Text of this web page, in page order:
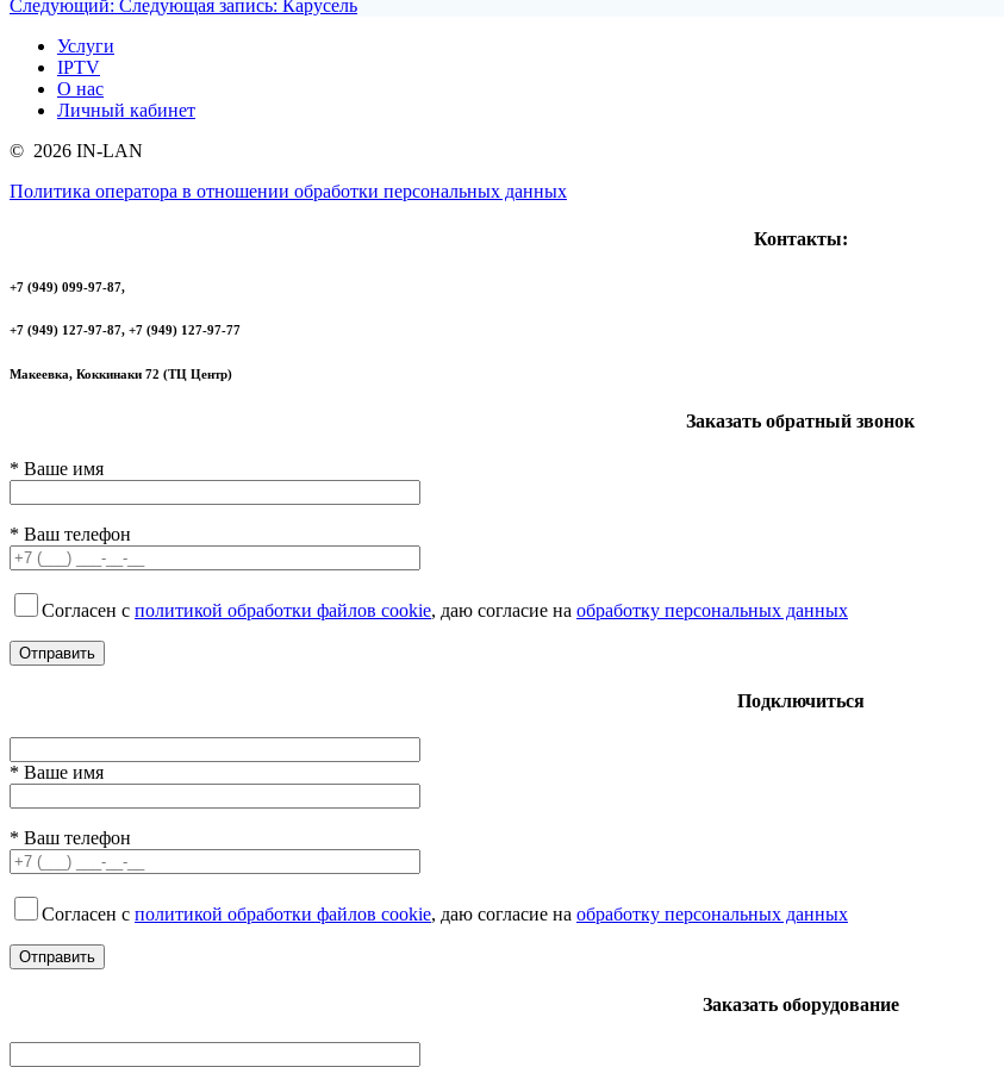
Следующий: Следующая запись: Карусель
Услуги
IPTV
О нас
Личный кабинет
© 2026 IN-LAN
Политика оператора в отношении обработки персональных данных
Контакты:
+7 (949) 099-97-87,
+7 (949) 127-97-87, +7 (949) 127-97-77
Макеевка, Коккинаки 72 (ТЦ Центр)
Заказать обратный звонок
* Ваше имя
* Ваш телефон
Согласен с политикой обработки файлов cookie, даю согласие на обработку персональных данных
Подключиться
* Ваше имя
* Ваш телефон
Согласен с политикой обработки файлов cookie, даю согласие на обработку персональных данных
Заказать оборудование